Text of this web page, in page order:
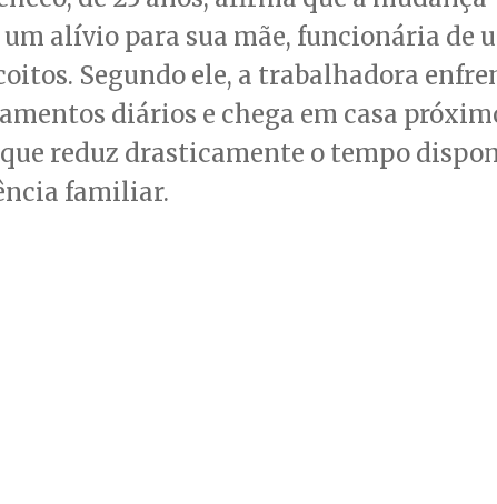
alívio para sua mãe, funcionária de
Segundo ele, a trabalhadora
diários e chega em casa
reduz drasticamente o tempo
familiar.